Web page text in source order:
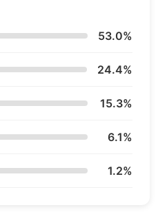
53.0%
24.4%
15.3%
6.1%
1.2%